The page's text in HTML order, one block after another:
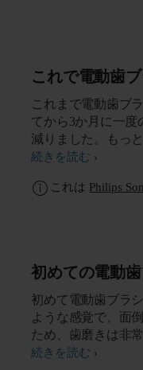
これで電動歯
これまで電動歯ブ
てから3か月に一
減りました。もっ
と思っています。
りました。
続きを読む
これは Philips
初めての電動
初めて電動歯ブラ
ような感覚で、面
ため、歯磨きは非
電動歯ブラシを使
続きを読む